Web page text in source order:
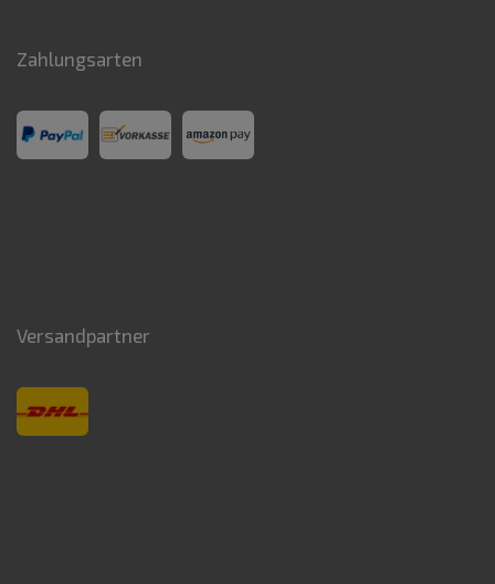
Zahlungsarten
Versandpartner